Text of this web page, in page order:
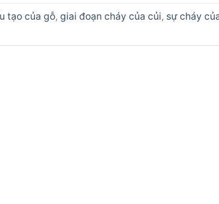
tạo của gỗ, giai đoạn cháy của củi, sự cháy